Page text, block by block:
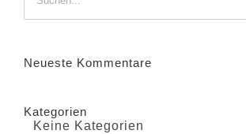
nach:
Neueste Kommentare
Kategorien
Keine Kategorien